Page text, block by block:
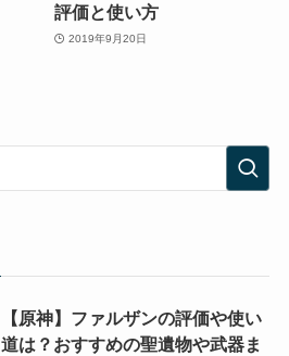
評価と使い方
2019年9月20日
【原神】ファルザンの評価や使い
道は？おすすめの聖遺物や武器ま